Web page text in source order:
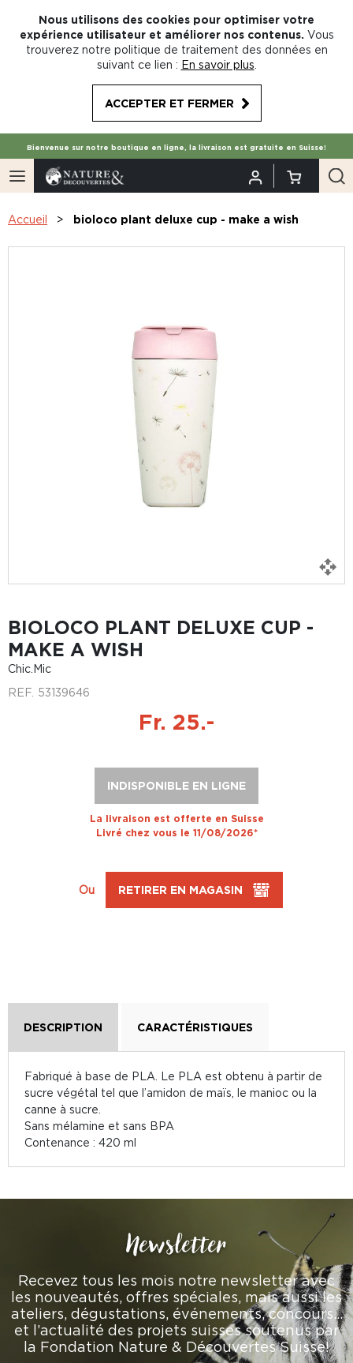
Nous utilisons des cookies pour optimiser votre
expérience utilisateur et améliorer nos contenus. Vous
trouverez notre politique de traitement des données en
suivant ce lien : En savoir plus
ACCEPTER ET FERMER
Bienvenue sur notre boutique en ligne, la livraison est gratuite en Suisse!
Accueil bioloco plant deluxe cup - make a wish
BIOLOCO PLANT DELUXE CUP -
MAKE A WISH
Chic.Mic
REF. 53139646
Fr. 25.-
INDISPONIBLE EN LIGNE
La livraison est offerte en Suisse
Livré chez vous le 11/08/2026*
Ou RETIRER EN MAGASIN
DESCRIPTION CARACTÉRISTIQUES
Fabriqué à base de PLA. Le PLA est obtenu à partir de
sucre végétal tel que l’amidon de maïs, le manioc ou la
canne à sucre.
Sans mélamine et sans BPA
Contenance : 420 ml
Newsletter
Recevez tous les mois notre newsletter avec
les nouveautés, offres spéciales, mais aussi les
ateliers, dégustations, événements, concours…
et l’actualité des projets suisses soutenus par
la Fondation Nature & Découvertes Suisse!